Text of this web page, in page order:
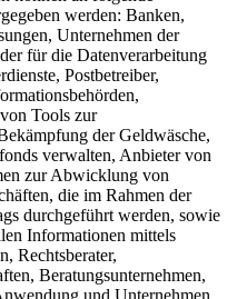
werden: Banken,
Unternehmen der
für die Datenverarbeitung
Postbetreiber,
Tools zur
der Geldwäsche,
verwalten, Anbieter von
zur Abwicklung von
die im Rahmen der
durchgeführt werden, sowie
Informationen mittels
Rechtsberater,
Beratungsunternehmen,
und Unternehmen,